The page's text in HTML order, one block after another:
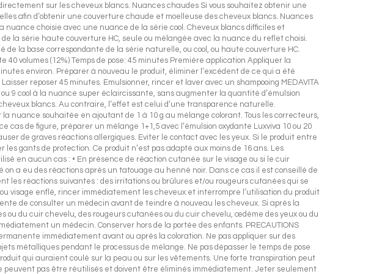
sur les cheveux blancs. Nuances chaudes Si vous souhaitez obtenir une
afin d’obtenir une couverture chaude et moelleuse des cheveux blancs. Nuances
choisie avec une nuance de la série cool. Cheveux blancs difficiles et
la série haute couverture HC, seule ou mélangée avec la nuance du reflet choisi.
la base correspondante de la série naturelle, ou cool, ou haute couverture HC.
40 volumes (12%) Temps de pose: 45 minutes Première application Appliquer la
environ. Préparer à nouveau le produit, éliminer l’excédent de ce qui a été
reposer 45 minutes. Emulsionner, rincer et laver avec un shampooing MEDAVITA
9 cool à la nuance super éclaircissante, sans augmenter la quantité d’émulsion
blancs. Au contraire, l’effet est celui d’une transparence naturelle.
nuance souhaitée en ajoutant de 1 à 10 g au mélange colorant. Tous les correcteurs,
cas de figure, préparer un mélange 1+1,5 avec l’émulsion oxydante Luxviva 10 ou 20
de graves réactions allergiques. Eviter le contact avec les yeux. Si le produit entre
gants de protection. Ce produit n’est pas adapté aux moins de 16 ans. Les
en aucun cas : • En présence de réaction cutanée sur le visage ou si le cuir
a eu des réactions après un tatouage au henné noir. Dans ce cas il est conseillé de
les réactions suivantes : des irritations ou brûlures et/ou rougeurs cutanées qui se
visage enflé, rincer immédiatement les cheveux et interrompre l’utilisation du produit
de consulter un médecin avant de teindre à nouveau les cheveux. Si après la
du cuir chevelu, des rougeurs cutanées ou du cuir chevelu, œdème des yeux ou du
un médecin. Conserver hors de la portée des enfants. PRECAUTIONS
immédiatement avant ou après la coloration. Ne pas appliquer sur des
métalliques pendant le processus de mélange. Ne pas dépasser le temps de pose
qui auraient coulé sur la peau ou sur les vêtements. Une forte transpiration peut
peuvent pas être réutilisés et doivent être éliminés immédiatement. Jeter seulement